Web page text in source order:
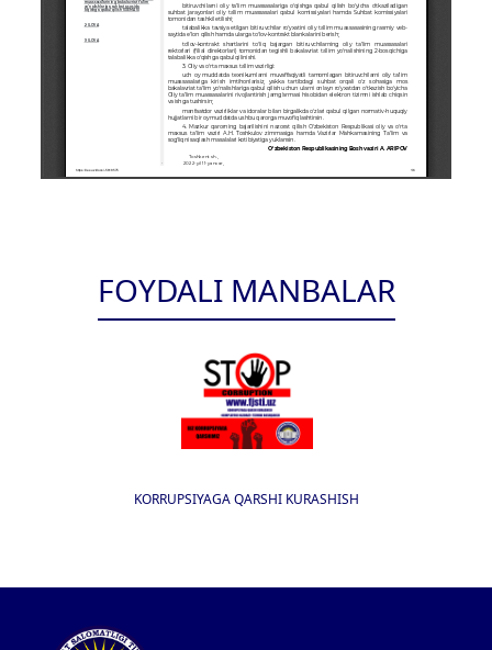
FOYDALI MANBALAR
KORRUPSIYAGA QARSHI KURASHISH